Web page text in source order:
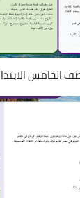
الابتدائي